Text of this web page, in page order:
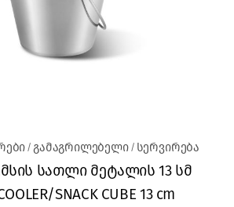
გამაგრილებელი სერვირება
სათლი მეტალის 13 სმ
SNACK CUBE 13 cm